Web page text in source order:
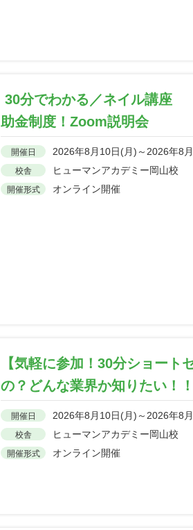
30分でわかる／ネイル講座
助金制度！Zoom説明会
開催日 2026年8月10日(月)～2026年8
校舎 ヒューマンアカデミー岡山校
開催形式 オンライン開催
【気軽に参加！30分ショー
の？どんな業界か知りたい！！
開催日 2026年8月10日(月)～2026年8
校舎 ヒューマンアカデミー岡山校
開催形式 オンライン開催